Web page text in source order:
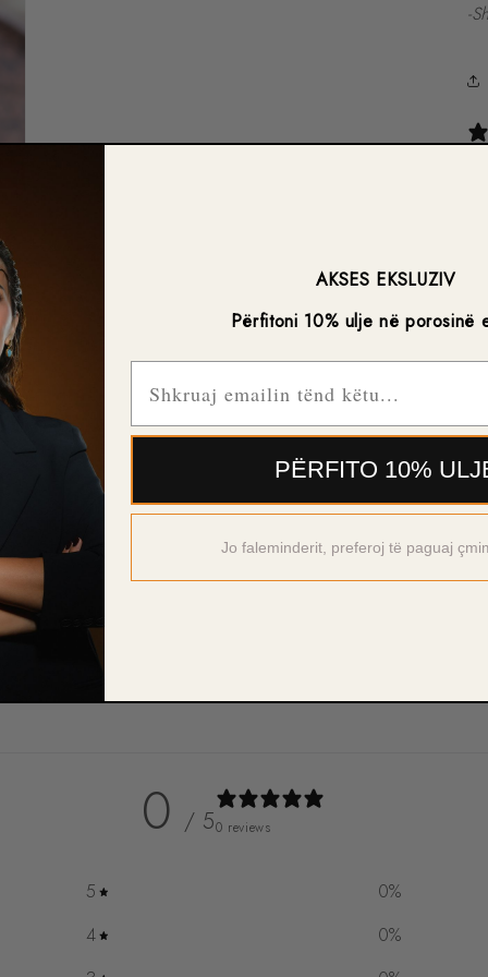
-
0 / 50 reviews
5 0%
4
0%
AKSES EKSLUZIV
Përfitoni 10% ulje në porosinë
PËRFITO 10%
Jo faleminderit, preferoj të paguaj